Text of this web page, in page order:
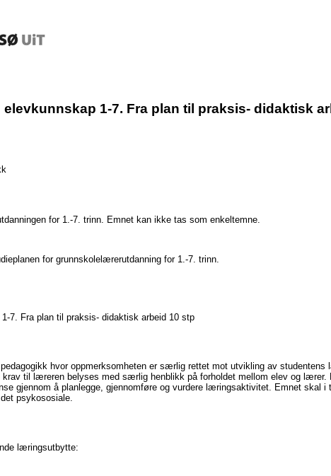
1-7. Fra plan til praksis- didaktisk
for 1.-7. trinn. Emnet kan ikke tas som enkeltemne.
for grunnskolelærerutdanning for 1.-7. trinn.
7. Fra plan til praksis- didaktisk arbeid 10 stp
hvor oppmerksomheten er særlig rettet mot utvikling av
til læreren belyses med særlig henblikk på forholdet mellom elev og
gjennom å planlegge, gjennomføre og vurdere læringsaktivitet. Emnet
psykososiale.
læringsutbytte: